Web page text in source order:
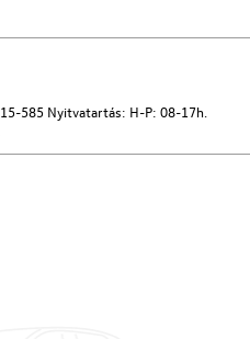
585 Nyitvatartás: H-P: 08-17h.